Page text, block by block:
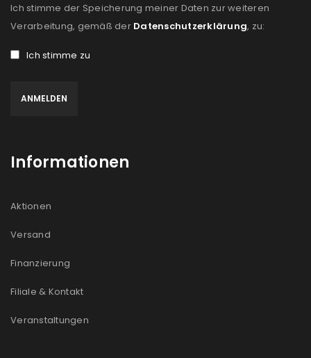
Ich stimme der Speicherung meiner Daten zur weiteren
Verarbeitung, gemäß der Datenschutzerklärung, zu:
Ich stimme zu
Informationen
Aktionen
Versand
Finanzierung
Filiale & Kontakt
Veranstaltungen